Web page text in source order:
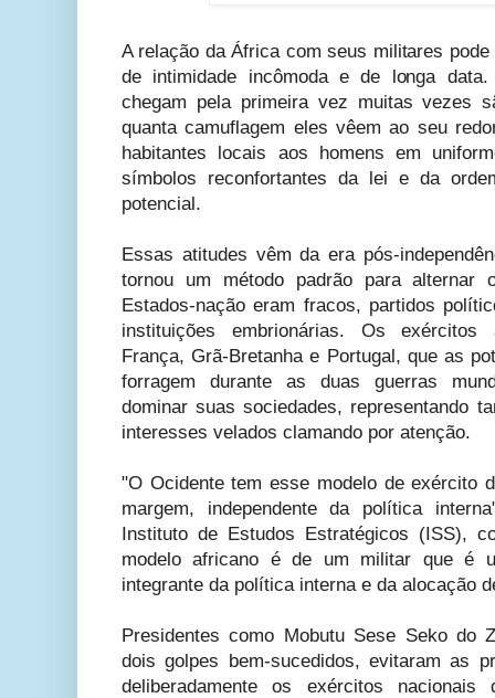
A relação da África com seus militares
de intimidade incômoda e de longa
chegam pela primeira vez muitas vezes
quanta camuflagem eles vêem ao seu
habitantes locais aos homens em
símbolos reconfortantes da lei e da
potencial.
Essas atitudes vêm da era pós-
tornou um método padrão para alternar
Estados-nação eram fracos, partidos
instituições embrionárias. Os exércitos
França, Grã-Bretanha e Portugal, que as
forragem durante as duas guerras
dominar suas sociedades, representando
interesses velados clamando por atenção.
"O Ocidente tem esse modelo de exército
margem, independente da política
Instituto de Estudos Estratégicos (ISS),
modelo africano é de um militar que é
integrante da política interna e da alocação
Presidentes como Mobutu Sese Seko do
dois golpes bem-sucedidos, evitaram as
deliberadamente os exércitos